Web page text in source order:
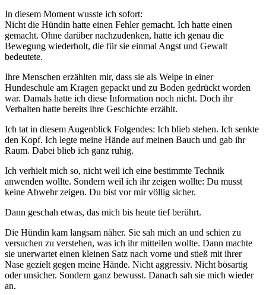
In diesem Moment wusste ich sofort:
Nicht die Hündin hatte einen Fehler gemacht. Ich hatte einen
gemacht. Ohne darüber nachzudenken, hatte ich genau die
Bewegung wiederholt, die für sie einmal Angst und Gewalt
bedeutete.
Ihre Menschen erzählten mir, dass sie als Welpe in einer
Hundeschule am Kragen gepackt und zu Boden gedrückt worden
war. Damals hatte ich diese Information noch nicht. Doch ihr
Verhalten hatte bereits ihre Geschichte erzählt.
Ich tat in diesem Augenblick Folgendes: Ich blieb stehen. Ich senkte
den Kopf. Ich legte meine Hände auf meinen Bauch und gab ihr
Raum. Dabei blieb ich ganz ruhig.
Ich verhielt mich so, nicht weil ich eine bestimmte Technik
anwenden wollte. Sondern weil ich ihr zeigen wollte: Du musst
keine Abwehr zeigen. Du bist vor mir völlig sicher.
Dann geschah etwas, das mich bis heute tief berührt.
Die Hündin kam langsam näher. Sie sah mich an und schien zu
versuchen zu verstehen, was ich ihr mitteilen wollte. Dann machte
sie unerwartet einen kleinen Satz nach vorne und stieß mit ihrer
Nase gezielt gegen meine Hände. Nicht aggressiv. Nicht bösartig
oder unsicher. Sondern ganz bewusst. Danach sah sie mich wieder
an.